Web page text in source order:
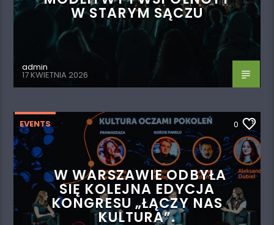
W STARYM SĄCZU
admin
17 KWIETNIA 2026
EVENTS 0
W WARSZAWIE ODBYŁA
SIĘ KOLEJNA EDYCJA
KONGRESU „ŁĄCZY NAS
KULTURA”.